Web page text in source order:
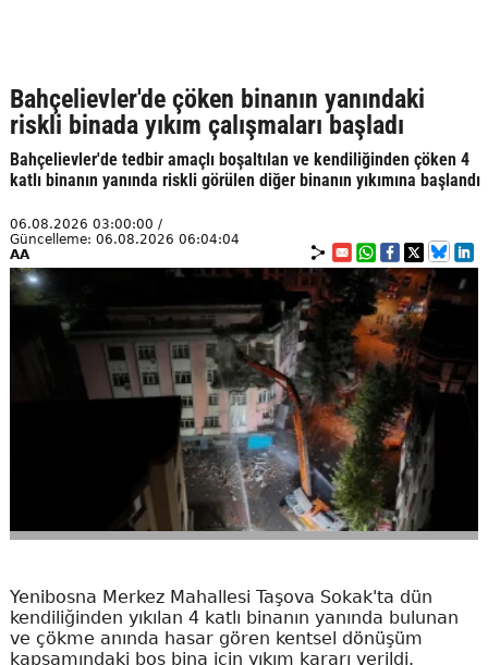
Bahçelievler'de çöken binanın yanındaki
riskli binada yıkım çalışmaları başladı
Bahçelievler'de tedbir amaçlı boşaltılan ve kendiliğinden çöken 4
katlı binanın yanında riskli görülen diğer binanın yıkımına başlandı
06.08.2026 03:00:00 /
Güncelleme: 06.08.2026 06:04:04
AA
Yenibosna Merkez Mahallesi Taşova Sokak'ta dün
kendiliğinden yıkılan 4 katlı binanın yanında bulunan
ve çökme anında hasar gören kentsel dönüşüm
kapsamındaki boş bina için yıkım kararı verildi.